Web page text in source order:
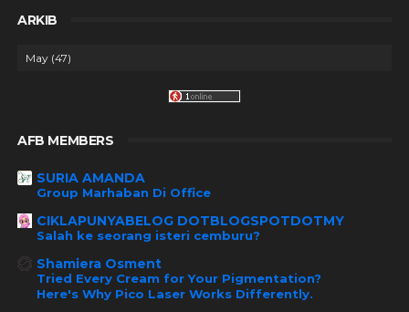
ARKIB
AFB MEMBERS
SURIA AMANDA
Group Marhaban Di Office
CIKLAPUNYABELOG DOTBLOGSPOTDOTMY
Salah ke seorang isteri cemburu?
Shamiera Osment
Tried Every Cream for Your Pigmentation?
Here's Why Pico Laser Works Differently.